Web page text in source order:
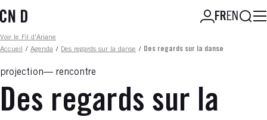
au
principal
FREN
Fil d'ariane
Voir le Fil d'Ariane
Accueil
/ Agenda / Des regards sur la danse / Des regards sur la danse
projection rencontre
Des regards sur la